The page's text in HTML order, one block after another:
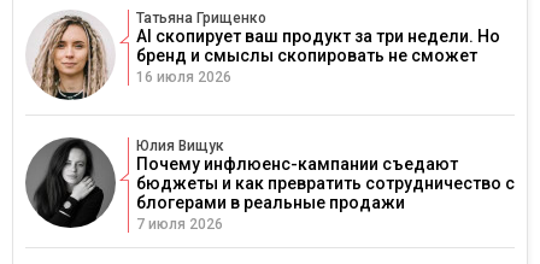
Татьяна Грищенко
AI скопирует ваш продукт за три недели. Но
бренд и смыслы скопировать не сможет
16 июля 2026
Юлия Вищук
Почему инфлюенс-кампании съедают
бюджеты и как превратить сотрудничество с
блогерами в реальные продажи
7 июля 2026